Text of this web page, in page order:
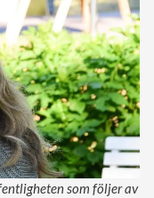
som följer av